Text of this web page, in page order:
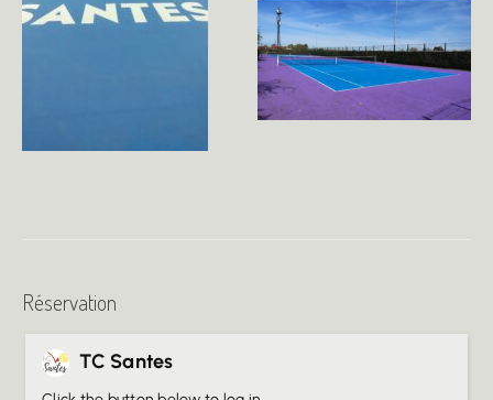
Réservation